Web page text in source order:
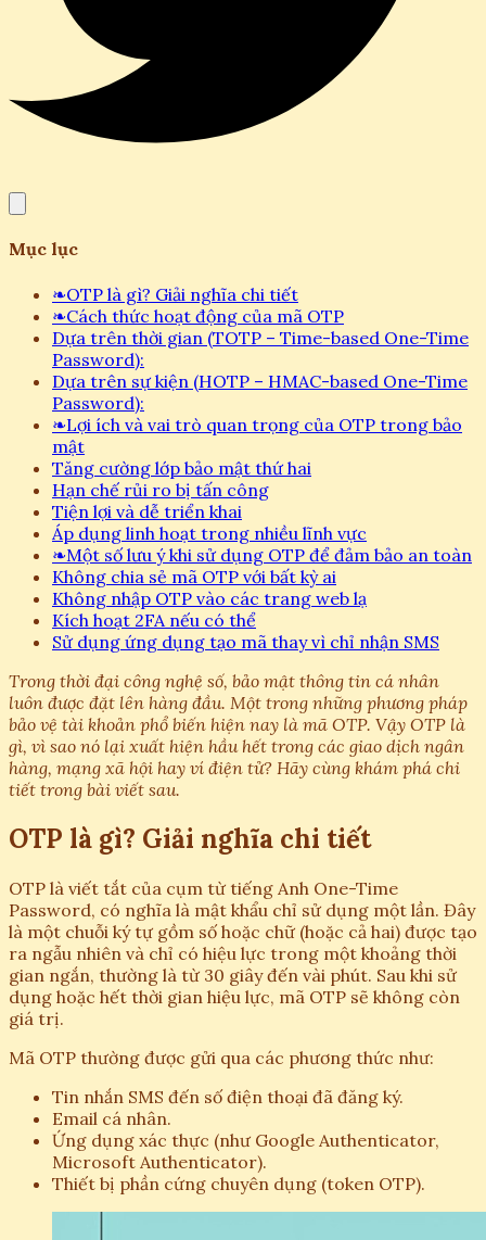
Mục lục
❧OTP là gì? Giải nghĩa chi tiết
❧Cách thức hoạt động của mã OTP
Dựa trên thời gian (TOTP – Time-based One-Time
Password):
Dựa trên sự kiện (HOTP – HMAC-based One-Time
Password):
❧Lợi ích và vai trò quan trọng của OTP trong bảo
mật
Tăng cường lớp bảo mật thứ hai
Hạn chế rủi ro bị tấn công
Tiện lợi và dễ triển khai
Áp dụng linh hoạt trong nhiều lĩnh vực
❧Một số lưu ý khi sử dụng OTP để đảm bảo an toàn
Không chia sẻ mã OTP với bất kỳ ai
Không nhập OTP vào các trang web lạ
Kích hoạt 2FA nếu có thể
Sử dụng ứng dụng tạo mã thay vì chỉ nhận SMS
Trong thời đại công nghệ số, bảo mật thông tin cá nhân
luôn được đặt lên hàng đầu. Một trong những phương pháp
bảo vệ tài khoản phổ biến hiện nay là mã OTP. Vậy OTP là
gì, vì sao nó lại xuất hiện hầu hết trong các giao dịch ngân
hàng, mạng xã hội hay ví điện tử? Hãy cùng khám phá chi
tiết trong bài viết sau.
OTP là gì? Giải nghĩa chi tiết
OTP là viết tắt của cụm từ tiếng Anh One-Time
Password, có nghĩa là mật khẩu chỉ sử dụng một lần. Đây
là một chuỗi ký tự gồm số hoặc chữ (hoặc cả hai) được tạo
ra ngẫu nhiên và chỉ có hiệu lực trong một khoảng thời
gian ngắn, thường là từ 30 giây đến vài phút. Sau khi sử
dụng hoặc hết thời gian hiệu lực, mã OTP sẽ không còn
giá trị.
Mã OTP thường được gửi qua các phương thức như:
Tin nhắn SMS đến số điện thoại đã đăng ký.
Email cá nhân.
Ứng dụng xác thực (như Google Authenticator,
Microsoft Authenticator).
Thiết bị phần cứng chuyên dụng (token OTP).